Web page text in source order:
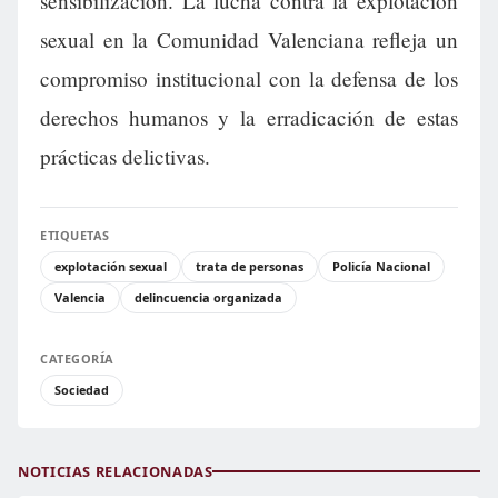
sexual en la Comunidad Valenciana refleja un
compromiso institucional con la defensa de los
derechos humanos y la erradicación de estas
prácticas delictivas.
ETIQUETAS
explotación sexual
trata de personas
Policía Nacional
Valencia
delincuencia organizada
CATEGORÍA
Sociedad
NOTICIAS RELACIONADAS